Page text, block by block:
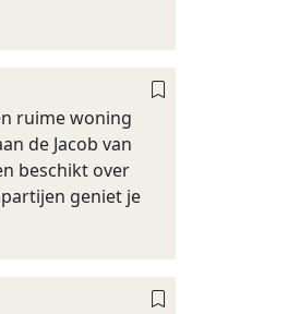
ruime woning
de Jacob van
beschikt over
geniet je